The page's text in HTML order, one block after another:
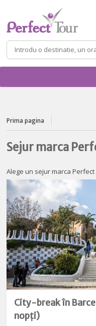
Caută
după:
Prima pagina
Sejur marca
Alege un sejur marca
City-break în
nopți)